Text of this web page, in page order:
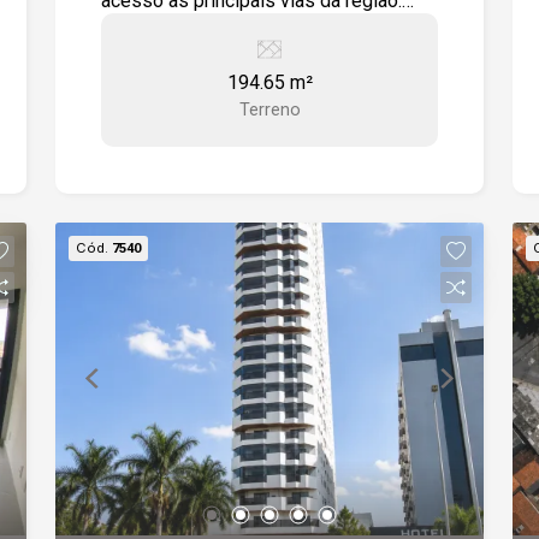
verde -Fácil acesso à Avenida Pedro
Augusto Rangel -Fácil acesso à Estrada
194.65 m²
Terreno
Cód. 7540